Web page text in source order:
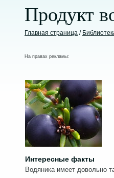
Продукт
Главная страница /
На правах рекламы:
Интересные факты
Водяника имеет довольно